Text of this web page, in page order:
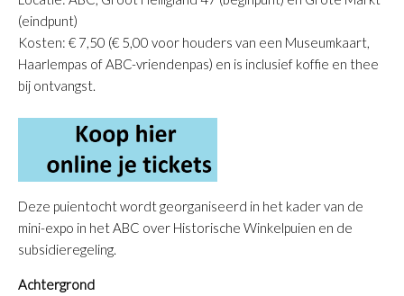
(eindpunt)
Kosten: € 7,50 (€ 5,00 voor houders van een Museumkaart,
Haarlempas of ABC-vriendenpas) en is inclusief koffie en thee
bij ontvangst.
Deze puientocht wordt georganiseerd in het kader van de
mini-expo in het ABC over Historische Winkelpuien en de
subsidieregeling.
Achtergrond